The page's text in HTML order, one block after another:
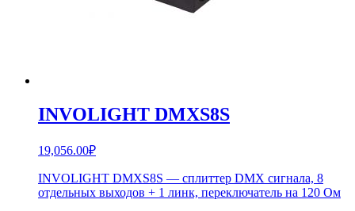
INVOLIGHT DMXS8S
19,056.00₽
INVOLIGHT DMXS8S — сплиттер DMX сигнала, 8
отдельных выходов + 1 линк, переключатель на 120 Ом